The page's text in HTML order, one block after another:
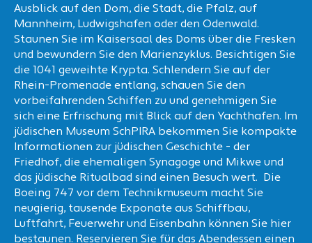
Ausblick auf den Dom, die Stadt, die Pfalz, auf
Mannheim, Ludwigshafen oder den Odenwald.
Staunen Sie im Kaisersaal des Doms über die Fresken
und bewundern Sie den Marienzyklus. Besichtigen Sie
die 1041 geweihte Krypta. Schlendern Sie auf der
Rhein-Promenade entlang, schauen Sie den
vorbeifahrenden Schiffen zu und genehmigen Sie
sich eine Erfrischung mit Blick auf den Yachthafen. Im
jüdischen Museum SchPIRA bekommen Sie kompakte
Informationen zur jüdischen Geschichte - der
Friedhof, die ehemaligen Synagoge und Mikwe und
das jüdische Ritualbad sind einen Besuch wert. Die
Boeing 747 vor dem Technikmuseum macht Sie
neugierig, tausende Exponate aus Schiffbau,
Luftfahrt, Feuerwehr und Eisenbahn können Sie hier
bestaunen. Reservieren Sie für das Abendessen einen